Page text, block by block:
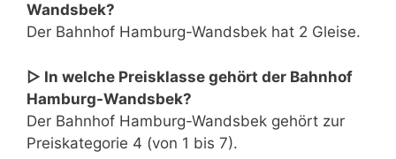
Wandsbek?
Der Bahnhof Hamburg-Wandsbek hat 2 Gleise.
▷ In welche Preisklasse gehört der Bahnhof
Hamburg-Wandsbek?
Der Bahnhof Hamburg-Wandsbek gehört zur
Preiskategorie 4 (von 1 bis 7).